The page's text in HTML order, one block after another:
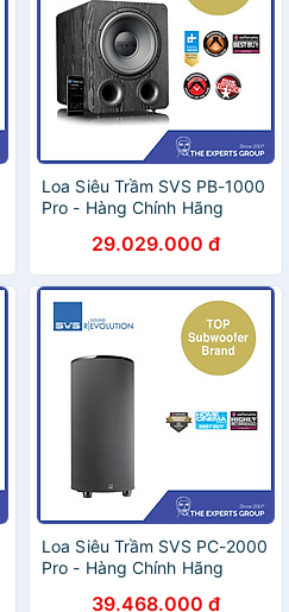
Loa Siêu Trầm SVS PB-1000
Pro - Hàng Chính Hãng
29.029.000 đ
Loa Siêu Trầm SVS PC-2000
Pro - Hàng Chính Hãng
39.468.000 đ